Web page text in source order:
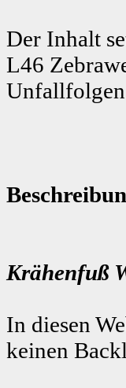
Der Inhalt
L46
Unfallfolgen
Krähenfuß
In diesen
keinen